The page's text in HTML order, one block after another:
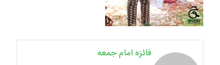
فائزه امام جمعه